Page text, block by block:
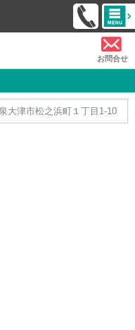
お問合せ
大津市松之浜町１丁目1-10